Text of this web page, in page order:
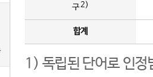
구2)
합계
1) 독립된 단어로 인정